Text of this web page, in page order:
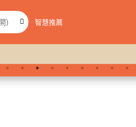
智慧推薦